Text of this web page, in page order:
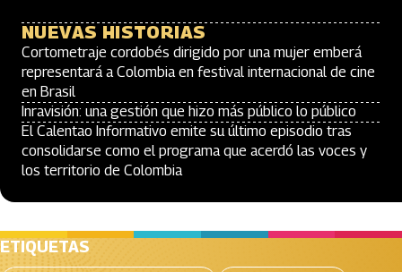
NUEVAS HISTORIAS
Cortometraje cordobés dirigido por una mujer emberá
representará a Colombia en festival internacional de cine
en Brasil
Inravisión: una gestión que hizo más público lo público
El Calentao Informativo emite su último episodio tras
consolidarse como el programa que acerdó las voces y
los territorio de Colombia
ETIQUETAS